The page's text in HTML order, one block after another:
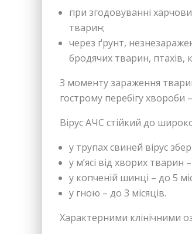
при згодовуванні
тварин;
через ґрунт,
бродячих тварин, птахів,
З моменту зараження
гострому перебігу хвороби
Вірус АЧС стійкий до
у трупах свиней вірус
у м’ясі від хворих тварин
у копченій шинці – до 5
у гною – до 3 місяців.
Характерними клінічними